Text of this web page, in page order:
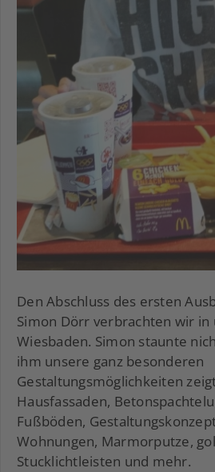
Den Abschluss des ersten
Simon Dörr verbrachten wir in
Wiesbaden. Simon staunte
ihm unsere ganz besonderen
Gestaltungsmöglichkeiten
Hausfassaden,
Fußböden,
Wohnungen, Marmorputze,
Stucklichtleisten und mehr.